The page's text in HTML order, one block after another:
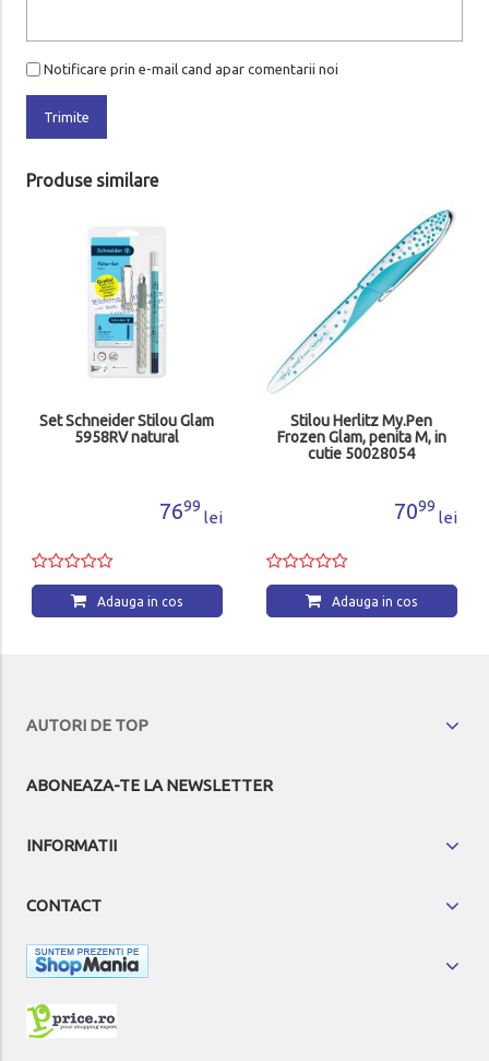
Notificare prin e-mail cand apar comentarii noi
Trimite
Produse similare
Set Schneider Stilou Glam
5958RV natural
7699
lei
Adauga in cos
Stilou Herlitz My.Pen
Frozen Glam, penita M, in
cutie 50028054
7099
lei
Adauga in cos
AUTORI DE TOP
ABONEAZA-TE LA NEWSLETTER
INFORMATII
CONTACT